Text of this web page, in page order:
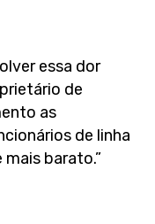
essa dor
de
as
de linha
barato.”